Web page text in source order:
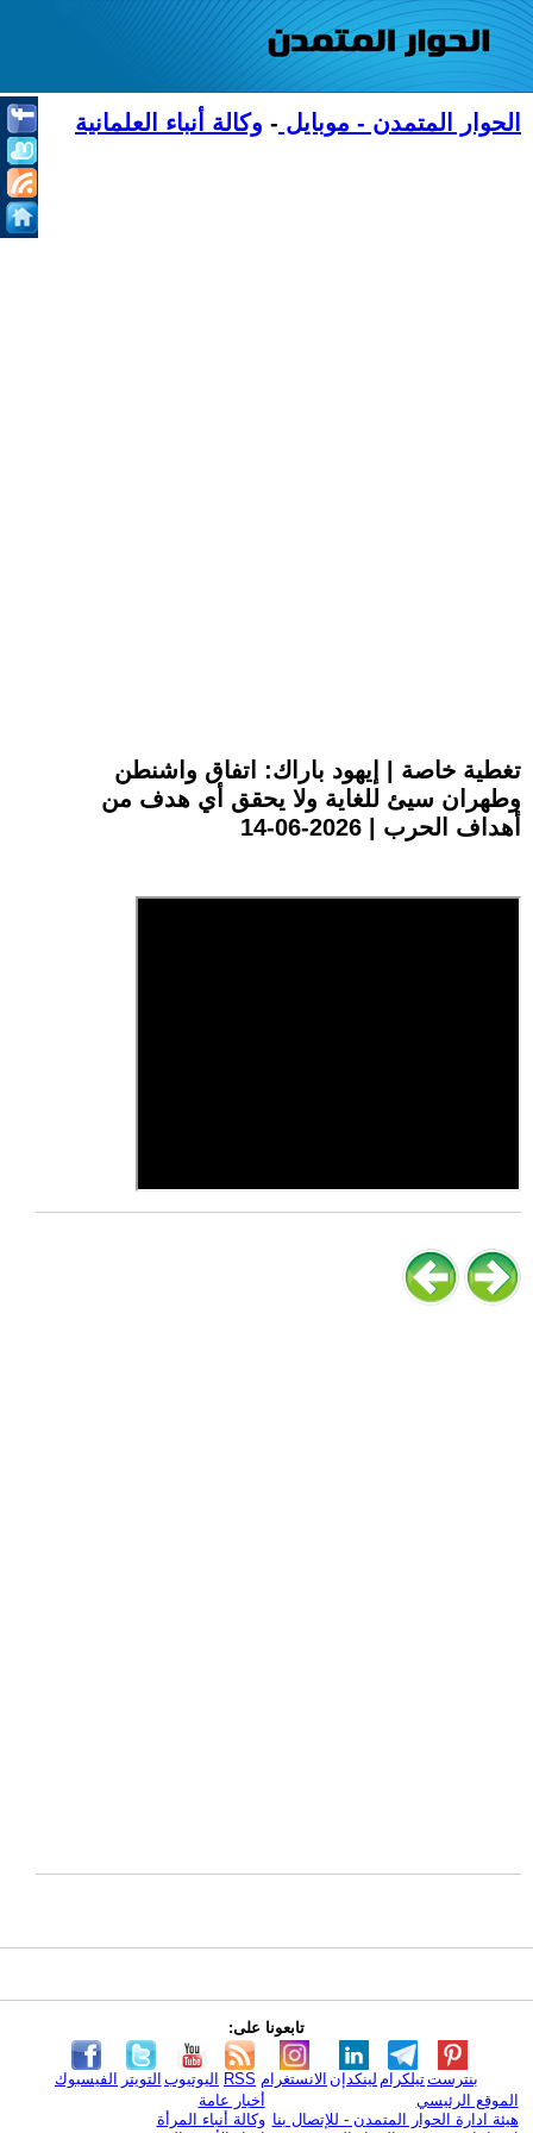
الحوار المتمدن - موبايل - وكالة أنباء العلمانية
تغطية خاصة | إيهود باراك: اتفاق واشنطن
وطهران سيئ للغاية ولا يحقق أي هدف من
أهداف الحرب | 2026-06-14
تابعونا على:
الفيسبوك التويتر اليوتيوب RSS الانستغرام لينكدإن تيلكرامبنترست
الموقع الرئيسي
هيئة ادارة الحوار المتمدن - للإتصال بنا
أخبار عامة
وكالة أنباء المرأة